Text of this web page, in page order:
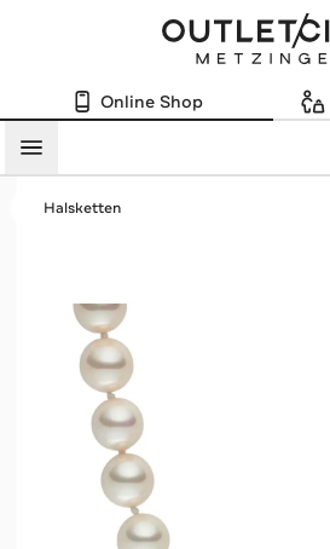
Online Shop
Menü
Halsketten